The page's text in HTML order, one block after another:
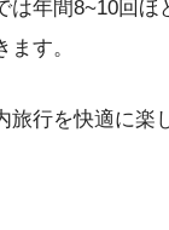
は年間8~10回ほ
ます。
旅行を快適に楽